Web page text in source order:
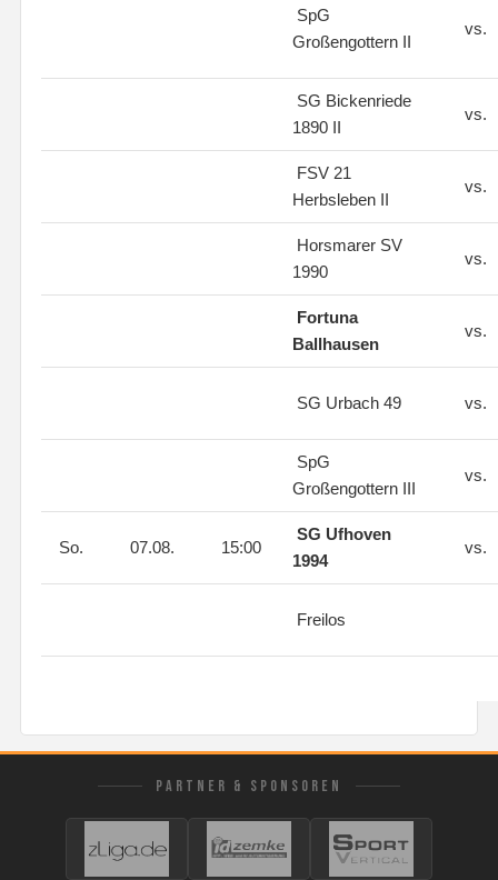
SpG
Großengottern II
vs.
SG Bickenriede
1890 II
vs.
FSV 21
Herbsleben II
vs.
Horsmarer SV
1990
vs.
Fortuna
Ballhausen
vs.
SG Urbach 49 vs.
SpG
Großengottern III
vs.
So. 07.08. 15:00
SG Ufhoven
1994
vs.
Freilos
PARTNER & SPONSOREN